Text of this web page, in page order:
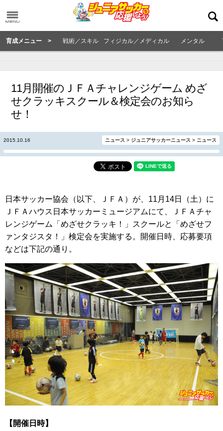
育成メニュー > 戦術／スキル フィジカル／メディカル メンタル
11月開催のＪＦＡチャレンジゲーム めざ
せクラッキスクール＆検定会のお知ら
せ！
2015.10.16 ニュース > ジュニアサッカーニュース > ニュース
日本サッカー協会（以下、ＪＦＡ）が、11月14日（土）に
ＪＦＡハウス日本サッカーミュージアムにて、ＪＦＡチャ
レンジゲーム「めざせクラッキ！」スクールと「めざせフ
ァンタジスタ！」検定会を実施する。開催日時、応募要項
などは下記の通り。
【開催日時】